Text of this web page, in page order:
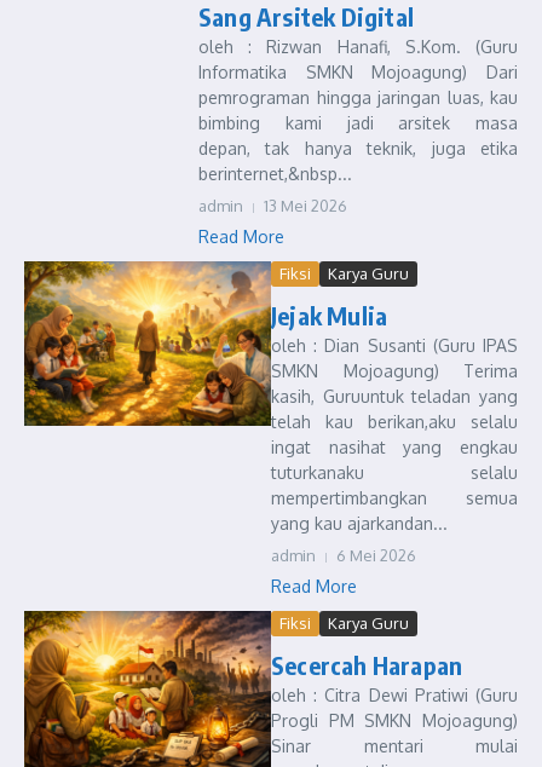
Sang Arsitek Digital
oleh : Rizwan Hanafi, S.Kom. (Guru
Informatika SMKN Mojoagung) Dari
pemrograman hingga jaringan luas, kau
bimbing kami jadi arsitek masa
depan, tak hanya teknik, juga etika
berinternet,&nbsp...
admin 13 Mei 2026
Read More
Fiksi Karya Guru
Jejak Mulia
oleh : Dian Susanti (Guru IPAS
SMKN Mojoagung) Terima
kasih, Guruuntuk teladan yang
telah kau berikan,aku selalu
ingat nasihat yang engkau
tuturkanaku selalu
mempertimbangkan semua
yang kau ajarkandan...
admin 6 Mei 2026
Read More
Fiksi Karya Guru
Secercah Harapan
oleh : Citra Dewi Pratiwi (Guru
Progli PM SMKN Mojoagung)
Sinar mentari mulai